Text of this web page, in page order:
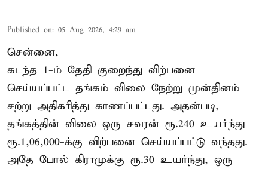
Published on: 05 Aug 2026, 4:29 am
சென்னை,
கடந்த 1-ம் தேதி குறைந்து விற்பனை
செய்யப்பட்ட தங்கம் விலை நேற்று முன்தினம்
சற்று அதிகரித்து காணப்பட்டது. அதன்படி,
தங்கத்தின் விலை ஒரு சவரன் ரூ.240 உயர்ந்து
ரூ.1,06,000-க்கு விற்பனை செய்யப்பட்டு வந்தது.
அதே போல் கிராமுக்கு ரூ.30 உயர்ந்து, ஒரு